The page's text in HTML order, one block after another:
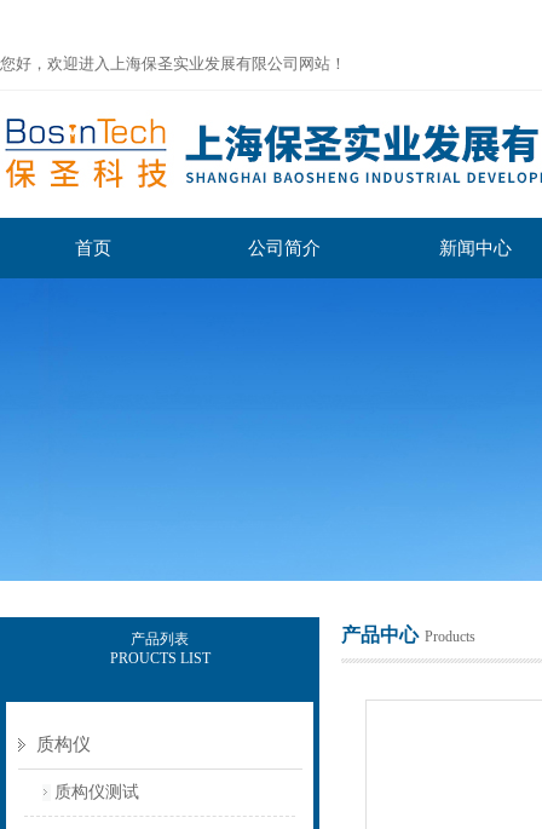
您好，欢迎进入上海保圣实业发展有限公司网站！
首页 公司简介 新闻中心
产品列表
PROUCTS LIST
质构仪
质构仪测试
产品中心 Products